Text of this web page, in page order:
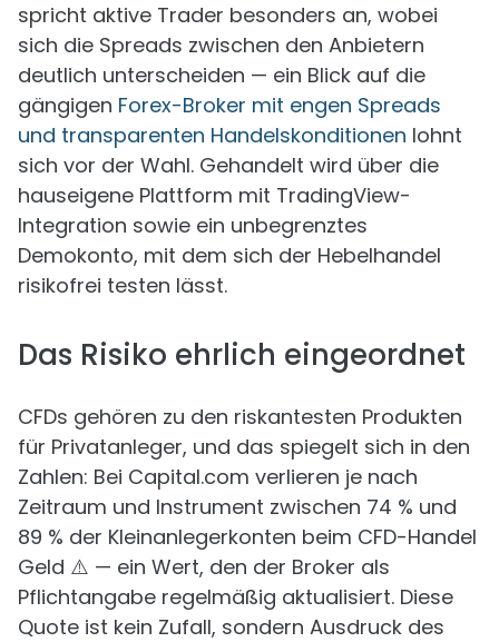
spricht aktive Trader besonders an, wobei
sich die Spreads zwischen den Anbietern
deutlich unterscheiden — ein Blick auf die
gängigen Forex-Broker mit engen Spreads
und transparenten Handelskonditionen lohnt
sich vor der Wahl. Gehandelt wird über die
hauseigene Plattform mit TradingView-
Integration sowie ein unbegrenztes
Demokonto, mit dem sich der Hebelhandel
risikofrei testen lässt.
Das Risiko ehrlich eingeordnet
CFDs gehören zu den riskantesten Produkten
für Privatanleger, und das spiegelt sich in den
Zahlen: Bei Capital.com verlieren je nach
Zeitraum und Instrument zwischen 74 % und
89 % der Kleinanlegerkonten beim CFD-Handel
Geld ⚠️ — ein Wert, den der Broker als
Pflichtangabe regelmäßig aktualisiert. Diese
Quote ist kein Zufall, sondern Ausdruck des